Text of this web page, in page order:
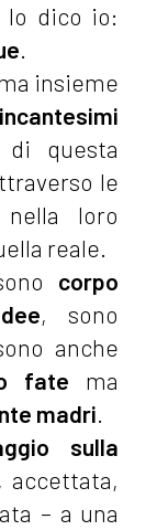
lo dico io:
insieme
di questa
le
loro
reale.
corpo
dee, sono
anche
fate ma
madri
sulla
accettata,
– a una